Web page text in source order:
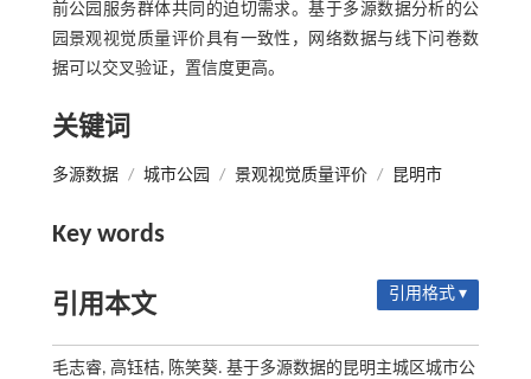
前公园服务群体共同的迫切需求。基于多源数据分析的公
园景观视觉质量评价具有一致性，网络数据与线下问卷数
据可以交叉验证，置信度更高。
关键词
多源数据 / 城市公园 / 景观视觉质量评价 / 昆明市
Key words
引用本文 引用格式 ▾
毛志睿, 高钰桔, 陈笑葵. 基于多源数据的昆明主城区城市公